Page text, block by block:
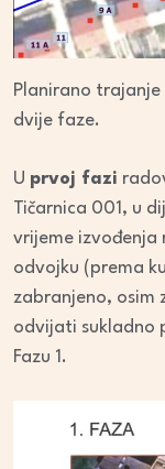
Planirano
dvije faze.
U prvoj fazi
Tičarnica 001, u
vrijeme
odvojku (prema
zabranjeno, osim
odvijati sukladno
Fazu 1.